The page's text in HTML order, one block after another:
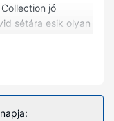
jó
sétára esik olyan
is. Ez a helyi